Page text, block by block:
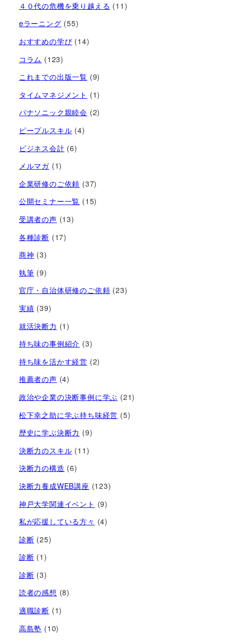
４０代の危機を乗り越える (11)
eラーニング (55)
おすすめの学び (14)
コラム (123)
これまでの出版一覧 (9)
タイムマネジメント (1)
パナソニック親睦会 (2)
ピープルスキル (4)
ビジネス会計 (6)
メルマガ (1)
企業研修のご依頼 (37)
公開セミナー一覧 (15)
受講者の声 (13)
各種診断 (17)
商神 (3)
執筆 (9)
官庁・自治体研修のご依頼 (23)
実績 (39)
就活決断力 (1)
持ち味の事例紹介 (3)
持ち味を活かす経営​ (2)
推薦者の声 (4)
政治や企業の決断事例に学ぶ (21)
松下幸之助に学ぶ持ち味経営 (5)
歴史に学ぶ決断力 (9)
決断力のスキル (11)
決断力の構造 (6)
決断力養成WEB講座 (123)
神戸大学関連イベント (9)
私が応援している方々 (4)
診断 (25)
診断 (1)
診断 (3)
読者の感想 (8)
適職診断 (1)
高島塾 (10)